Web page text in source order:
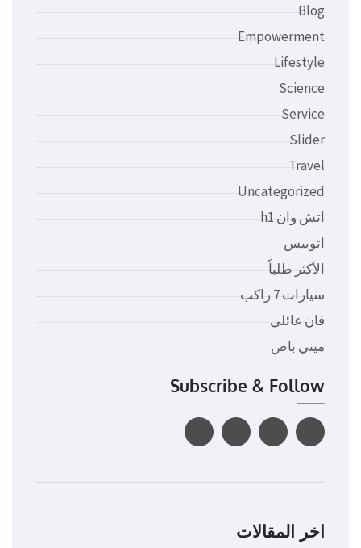
Blog
Empowerment
Lifestyle
Science
Service
Slider
Travel
Uncategorized
اتش وان h1
اتوبيس
الأكثر طلباً
سيارات 7 راكب
فان عائلي
ميني باص
Subscribe & Follow
اخر المقالات